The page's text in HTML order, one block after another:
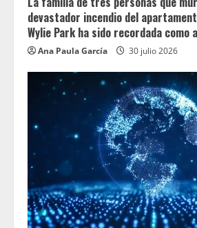
devastador incendio del
Wylie Park ha sido recordada como
Ana Paula García 30 julio 2026